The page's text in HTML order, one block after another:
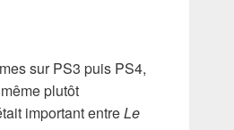
sur PS3 puis PS4,
plutôt
important entreLe